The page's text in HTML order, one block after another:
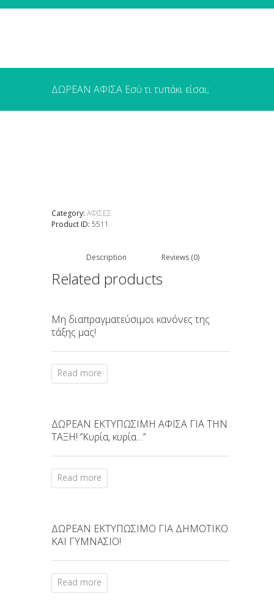
ΔΩΡΕΑΝ ΑΦΙΣΑ Εσύ τι τυπάκι είσαι;
Category: ΑΦΙΣΕΣ
Product ID: 5511
Description Reviews (0)
Related products
Μη διαπραγματεύσιμοι κανόνες της
τάξης μας!
Read more
ΔΩΡΕΑΝ ΕΚΤΥΠΩΣΙΜΗ ΑΦΙΣΑ ΓΙΑ ΤΗΝ
ΤΑΞΗ! ‘’Κυρία, κυρία…’’
Read more
ΔΩΡΕΑΝ ΕΚΤΥΠΩΣΙΜΟ ΓΙΑ ΔΗΜΟΤΙΚΟ
ΚΑΙ ΓΥΜΝΑΣΙΟ!
Read more